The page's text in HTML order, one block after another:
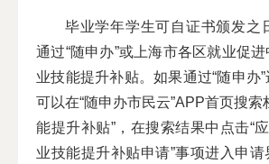
毕业学年学生可自证书颁发之
通过“随申办”或上海市各区就业促
业技能提升补贴。如果通过“随申办”
可以在“随申办市民云”APP首页搜索
能提升补贴”，在搜索结果中点击“
业技能提升补贴申请”事项进入申